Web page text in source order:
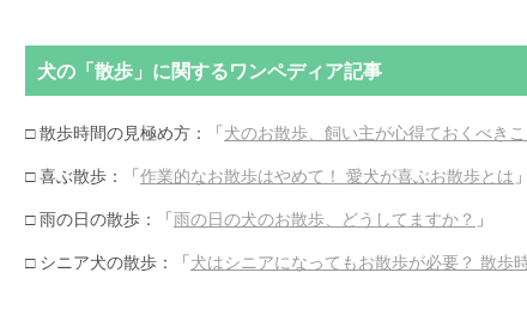
犬の「散歩」に関するワンペディア記事
□ 散歩時間の見極め方：「 犬のお散歩、 飼い主が心得ておくべき
□ 喜ぶ散歩：「 作業的なお散歩はやめて！ 愛犬が喜ぶお散歩とは 」
□ 雨の日の散歩：「 雨の日の犬のお散歩、どうしてますか？ 」
□ シニア犬の散歩：「 犬はシニアになってもお散歩が必要？ 散歩